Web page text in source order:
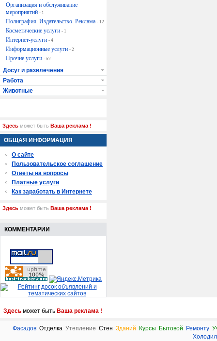
Организация и обслуживание
мероприятий - 1
Полиграфия. Издательство. Реклама - 12
Косметические услуги - 1
Интернет-услуги - 4
Информационные услуги - 2
Прочие услуги - 52
Досуг и развлечения
Работа
Животные
Здесь может быть Ваша реклама !
ОБЩАЯ ИНФОРМАЦИЯ
О сайте
Пользовательское соглашение
Ответы на вопросы
Платные услуги
Как заработать в Интернете
Здесь может быть Ваша реклама !
КОММЕНТАРИИ
Здесь может быть Ваша реклама !
Фасадов Отделка Утепление Стен Зданий Курсы Бытовой Ремонту